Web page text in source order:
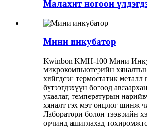
Малахит ногоон
Мини инкубатор
Kwinbon KMH-100 Мини
микрокомпьютерийн
хийгдсэн термостатик металл
бүтээгдэхүүн бөгөөд
ухаалаг, температурын
хяналт гэх мэт онцлог шинж
Лаборатори болон тээврийн
орчинд ашиглахад